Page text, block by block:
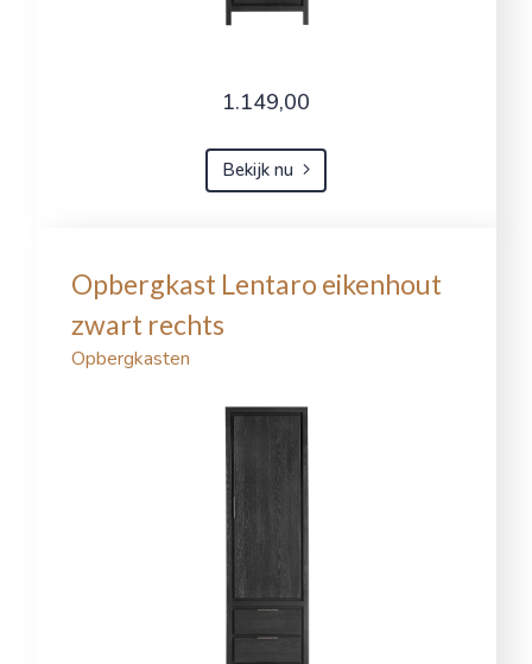
1.149,00
Bekijk nu
Opbergkast Lentaro eikenhout
zwart rechts
Opbergkasten